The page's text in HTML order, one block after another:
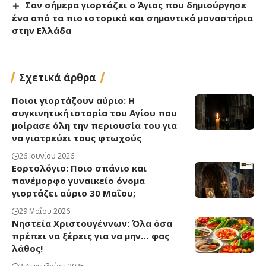
Σαν σήμερα γιορτάζει ο Άγιος που δημιούργησε
ένα από τα πιο ιστορικά και σημαντικά μοναστήρια
στην Ελλάδα
Σχετικά άρθρα
Ποιοι γιορτάζουν αύριο: Η
συγκινητική ιστορία του Αγίου που
μοίρασε όλη την περιουσία του για
να γιατρεύει τους φτωχούς
26 Ιουνίου 2026
Εορτολόγιο: Ποιο σπάνιο και
πανέμορφο γυναικείο όνομα
γιορτάζει αύριο 30 Μαΐου;
29 Μαΐου 2026
Νηστεία Χριστουγέννων: Όλα όσα
πρέπει να ξέρεις για να μην… φας
λάθος!